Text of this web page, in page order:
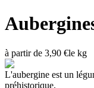
à partir de 3,90 €le kg
L'aubergine est un
préhistorique.